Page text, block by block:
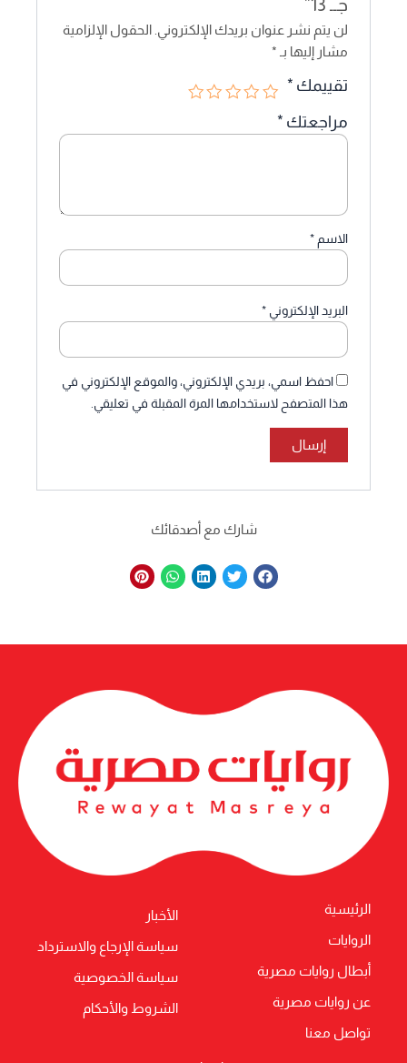
جــ 13”
لن يتم نشر عنوان بريدك الإلكتروني. الحقول الإلزامية
مشار إليها بـ *
تقييمك *
مراجعتك *
الاسم*
البريد الإلكتروني*
احفظ اسمي، بريدي الإلكتروني، والموقع الإلكتروني في
هذا المتصفح لاستخدامها المرة المقبلة في تعليقي.
شارك مع أصدقائك
الرئيسية
الروايات
أبطال روايات مصرية
عن روايات مصرية
تواصل معنا
الأخبار
سياسة الإرجاع والاسترداد
سياسة الخصوصية
الشروط والأحكام